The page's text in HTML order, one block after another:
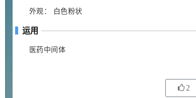
外观： 白色粉状
运用
医药中间体
2
5